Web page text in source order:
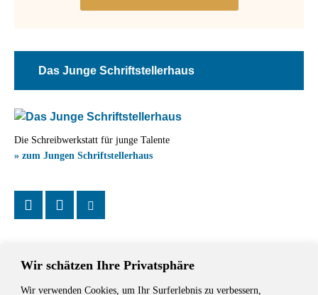
Wir schätzen Ihre Privatsphäre
Wir verwenden Cookies, um Ihr Surferlebnis zu verbessern,
Das Junge Schriftstellerhaus
Die Schreibwerkstatt für junge Talente
» zum Jungen Schriftstellerhaus